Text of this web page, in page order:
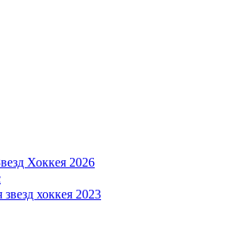
Хоккея 2026
хоккея 2023